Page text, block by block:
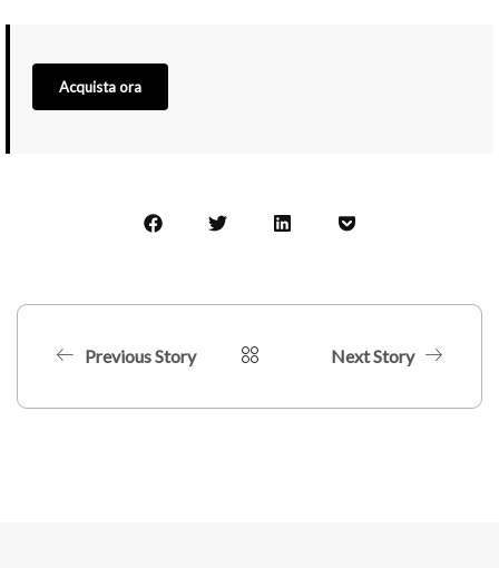
Acquista ora
Previous Story Next Story